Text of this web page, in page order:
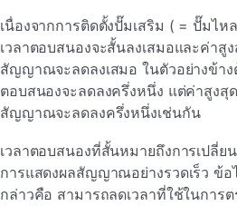
เนื่องจากการติดตั้งปั๊มเสริม ( = ปั๊มไห
เวลาตอบสนองจะสั้นลงเสมอและค่าสู
สัญญาณจะลดลงเสมอ ในตัวอย่างข้าง
ตอบสนองจะลดลงครึ่งหนึ่ง แต่ค่าสูงสุ
สัญญาณจะลดลงครึ่งหนึ่งเช่นกัน
เวลาตอบสนองที่สั้นหมายถึงการเปลี่ย
การแสดงผลสัญญาณอย่างรวดเร็ว ข้อ
กล่าวคือ สามารถลดเวลาที่ใช้ในการ